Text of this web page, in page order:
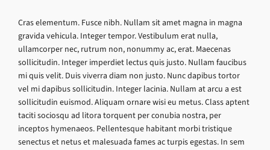
Cras elementum. Fusce nibh. Nullam sit amet magna in magna
gravida vehicula. Integer tempor. Vestibulum erat nulla,
ullamcorper nec, rutrum non, nonummy ac, erat. Maecenas
sollicitudin. Integer imperdiet lectus quis justo. Nullam faucibus
mi quis velit. Duis viverra diam non justo. Nunc dapibus tortor
vel mi dapibus sollicitudin. Integer lacinia. Nullam at arcu a est
sollicitudin euismod. Aliquam ornare wisi eu metus. Class aptent
taciti sociosqu ad litora torquent per conubia nostra, per
inceptos hymenaeos. Pellentesque habitant morbi tristique
senectus et netus et malesuada fames ac turpis egestas. In sem